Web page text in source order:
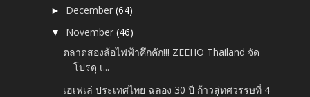
► December(64)
▼ November(46)
ตลาดสองล้อไฟฟ้าคึกคัก!!! ZEEHO Thailand จัด
โปรดุ เ...
เฮเฟเล่ ประเทศไทย ฉลอง 30 ปี ก้าวสู่ทศวรรษที่ 4